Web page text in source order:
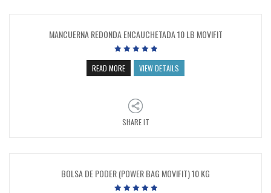
MANCUERNA REDONDA ENCAUCHETADA 10 LB MOVIFIT
READ MORE VIEW DETAILS
SHARE IT
BOLSA DE PODER (POWER BAG MOVIFIT) 10 KG